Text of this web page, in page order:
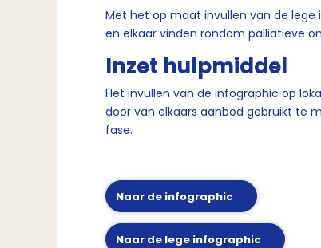
Met het op maat invullen van de lege
en elkaar vinden rondom palliatieve
Inzet hulpmiddel
Het invullen van de infographic op
door van elkaars aanbod gebruikt te
fase.
Naar de infographic
Naar de lege infographic